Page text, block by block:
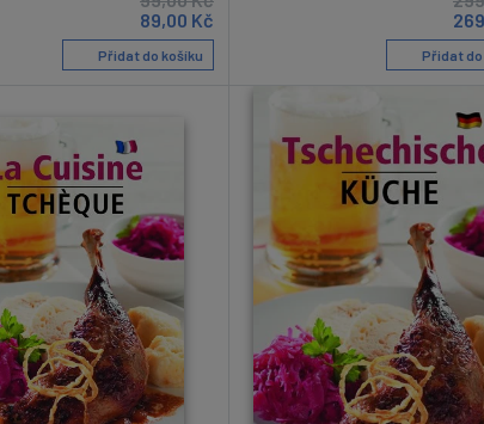
89,00 Kč
Přidat do košíku Přidat do